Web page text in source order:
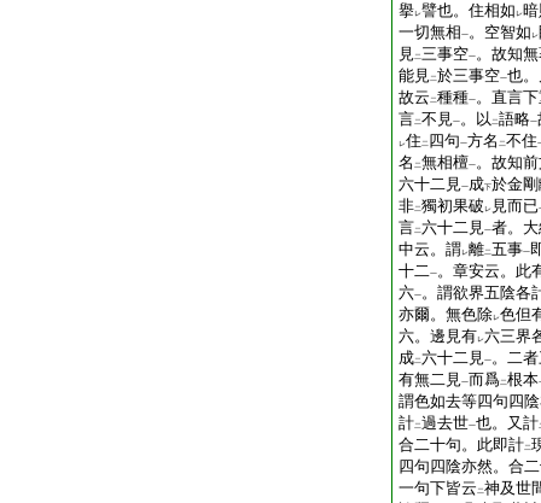
擧レ譬也。住相如 レ
一切無相一。空智如 レ
見二三事空一。故知
能見二於三事空一也
故云 二種種一。直言
言二不見一。以 二語略一
レ住 二 四句一方名 二不住
名 二無相檀一。故知
六十二見一成下於金
非二獨初果破 レ 見而已
言二六十二見一者。
中云。謂レ離二五事一
十二一。章安云。此
六一。謂欲界五陰各
亦爾。無色除レ色但
六。邊見有レ六三界
成二六十二見一。二
有無二見一而爲二根本
謂色如去等四句四
計二過去世一也。又計
合二十句。此即計二
四句四陰亦然。合
一句下皆云 二神及世